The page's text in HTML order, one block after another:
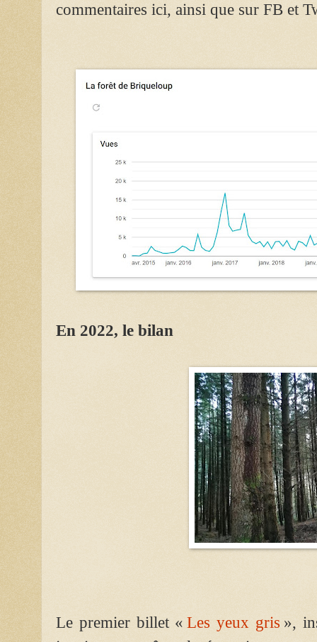
commentaires ici, ainsi que sur FB et
En 2022, le bilan
Le premier billet «Les yeux gris »,